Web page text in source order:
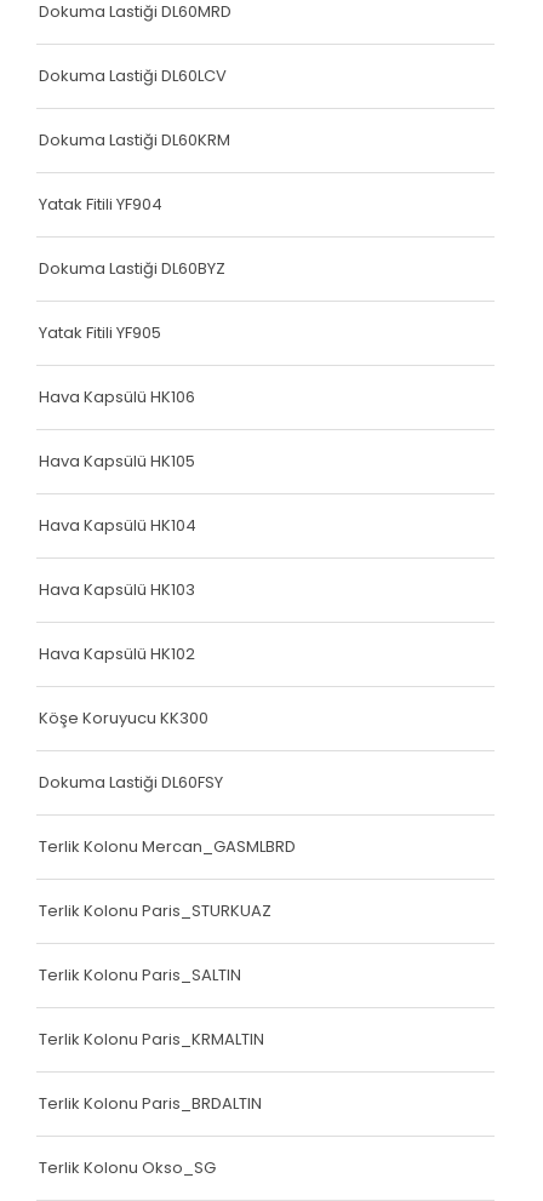
Dokuma Lastiği DL60MRD
Dokuma Lastiği DL60LCV
Dokuma Lastiği DL60KRM
Yatak Fitili YF904
Dokuma Lastiği DL60BYZ
Yatak Fitili YF905
Hava Kapsülü HK106
Hava Kapsülü HK105
Hava Kapsülü HK104
Hava Kapsülü HK103
Hava Kapsülü HK102
Köşe Koruyucu KK300
Dokuma Lastiği DL60FSY
Terlik Kolonu Mercan_GASMLBRD
Terlik Kolonu Paris_STURKUAZ
Terlik Kolonu Paris_SALTIN
Terlik Kolonu Paris_KRMALTIN
Terlik Kolonu Paris_BRDALTIN
Terlik Kolonu Okso_SG